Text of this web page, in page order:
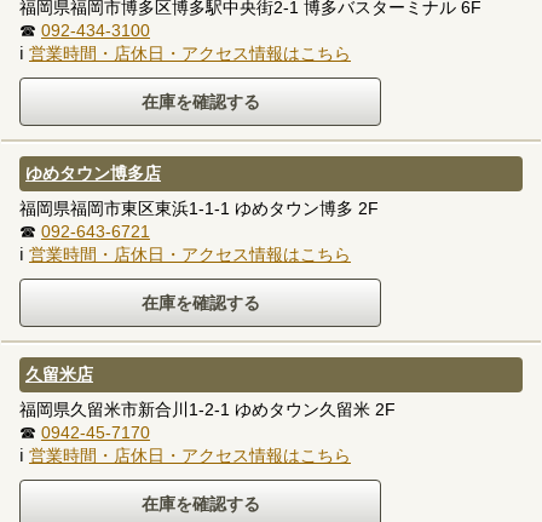
福岡県福岡市博多区博多駅中央街2-1 博多バスターミナル 6F
☎ 092-434-3100
ℹ 営業時間・店休日・アクセス情報はこちら
ゆめタウン博多店
福岡県福岡市東区東浜1-1-1 ゆめタウン博多 2F
☎ 092-643-6721
ℹ 営業時間・店休日・アクセス情報はこちら
久留米店
福岡県久留米市新合川1-2-1 ゆめタウン久留米 2F
☎ 0942-45-7170
ℹ 営業時間・店休日・アクセス情報はこちら